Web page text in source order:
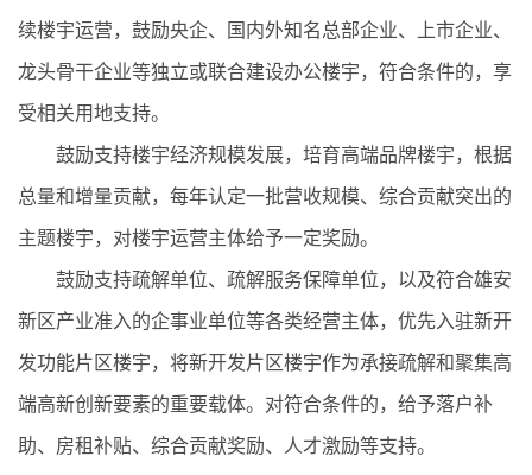
续楼宇运营，鼓励央企、国内外知名总部企业、上市企业、
龙头骨干企业等独立或联合建设办公楼宇，符合条件的，享
受相关用地支持。
鼓励支持楼宇经济规模发展，培育高端品牌楼宇，根据
总量和增量贡献，每年认定一批营收规模、综合贡献突出的
主题楼宇，对楼宇运营主体给予一定奖励。
鼓励支持疏解单位、疏解服务保障单位，以及符合雄安
新区产业准入的企事业单位等各类经营主体，优先入驻新开
发功能片区楼宇，将新开发片区楼宇作为承接疏解和聚集高
端高新创新要素的重要载体。对符合条件的，给予落户补
助、房租补贴、综合贡献奖励、人才激励等支持。